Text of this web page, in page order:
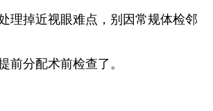
理掉近视眼难点，别因常规体检邻
分配术前检查了。